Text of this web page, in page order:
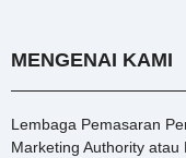
MENGENAI KAMI
Lembaga Pemasaran
Marketing Authority